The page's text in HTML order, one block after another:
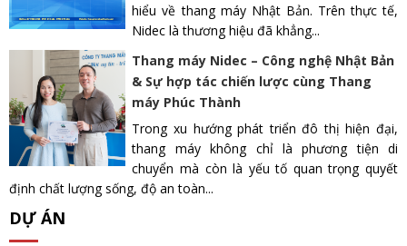
hiểu về thang máy Nhật Bản. Trên thực tế,
Nidec là thương hiệu đã khẳng...
Thang máy Nidec – Công nghệ Nhật Bản
& Sự hợp tác chiến lược cùng Thang
máy Phúc Thành
Trong xu hướng phát triển đô thị hiện đại,
thang máy không chỉ là phương tiện di
chuyển mà còn là yếu tố quan trọng quyết
định chất lượng sống, độ an toàn...
DỰ ÁN